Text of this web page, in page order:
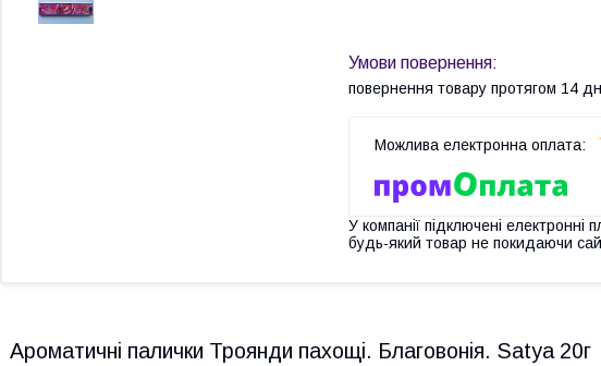
повернення товару протягом 14
У компанії підключені електронні
будь-який товар не покидаючи
Ароматичні палички Троянди пахощі. Благовонія. Satya 20г